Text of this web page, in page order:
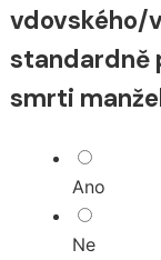
vdovského/
standardně
smrti
Ano
Ne